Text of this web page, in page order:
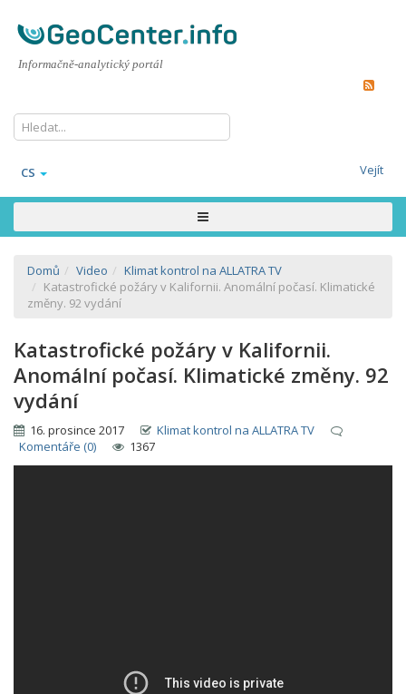
Informačně-analytický portál
CS Vejít
Domů Video
Klimat kontrol na ALLATRA TV
Katastrofické požáry v Kalifornii. Аnomální počasí. Klimatické
změny. 92 vydání
Katastrofické požáry v Kalifornii.
Аnomální počasí. Klimatické změny. 92
vydání
16. prosince 2017
Klimat kontrol na ALLATRA TV
Komentáře (0)
1367